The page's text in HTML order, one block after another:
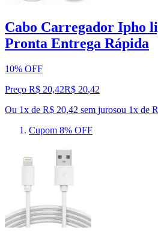
Cabo Carregador Ipho
Pronta Entrega Rápida
10% OFF
Preço R$ 20,42R$ 20,42
Ou 1x de R$ 20,42 sem jurosou 1x de
Cupom 8% OFF